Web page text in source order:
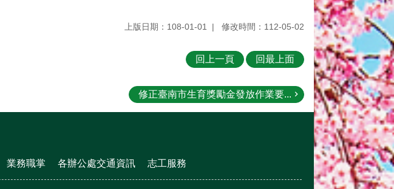
上版日期：108-01-01 修改時間：112-05-02
回上一頁 回最上面
修正臺南市生育獎勵金發放作業要...
業務職掌 各辦公處交通資訊 志工服務